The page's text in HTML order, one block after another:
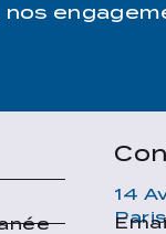
14
Paris